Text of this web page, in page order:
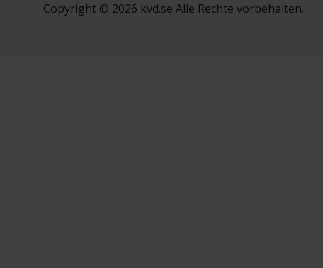
Copyright © 2026 kvd.se Alle Rechte vorbehalten.